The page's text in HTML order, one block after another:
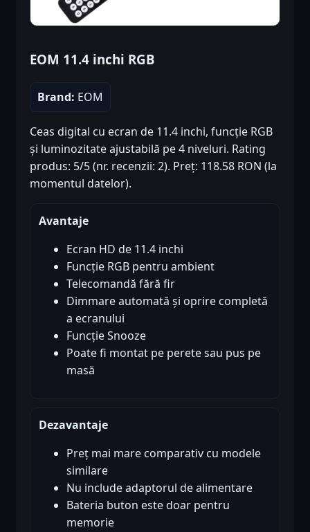
EOM 11.4 inchi RGB
Brand: EOM
Ceas digital cu ecran de 11.4 inchi, funcție RGB
și luminozitate ajustabilă pe 4 niveluri. Rating
produs: 5/5 (nr. recenzii: 2). Preț: 118.58 RON (la
momentul datelor).
Avantaje
Ecran HD de 11.4 inchi
Funcție RGB pentru ambient
Telecomandă fără fir
Dimmare automată și oprire completă
a ecranului
Funcție Snooze
Poate fi montat pe perete sau pus pe
masă
Dezavantaje
Preț mai mare comparativ cu modele
similare
Nu include adaptorul de alimentare
Bateria buton este doar pentru
memorie